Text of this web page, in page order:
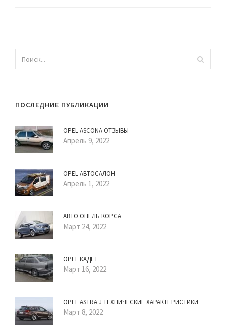
ПОСЛЕДНИЕ ПУБЛИКАЦИИ
OPEL ASCONA ОТЗЫВЫ
Апрель 9, 2022
OPEL АВТОСАЛОН
Апрель 1, 2022
АВТО ОПЕЛЬ КОРСА
Март 24, 2022
OPEL КАДЕТ
Март 16, 2022
OPEL ASTRA J ТЕХНИЧЕСКИЕ ХАРАКТЕРИСТИКИ
Март 8, 2022